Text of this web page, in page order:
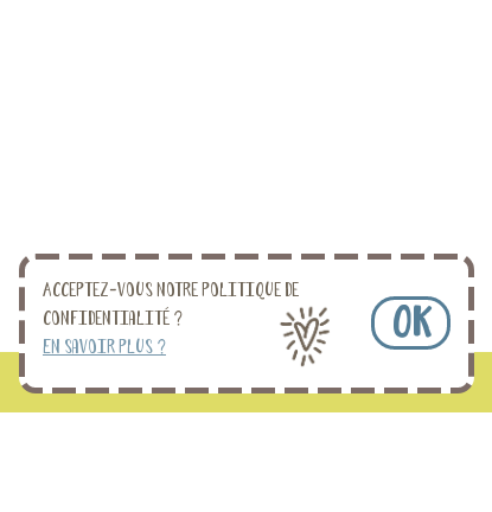
Acceptez-vous notre politique de
confidentialité ?
En savoir plus ?
OK